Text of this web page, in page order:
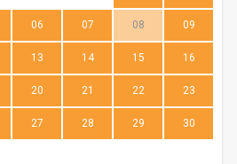
06 07 08 09
13 14 15 16
20 21 22 23
27 28 29 30